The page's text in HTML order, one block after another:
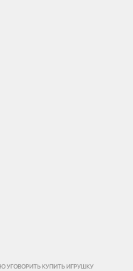
КУПИТЬ ИГРУШКУ